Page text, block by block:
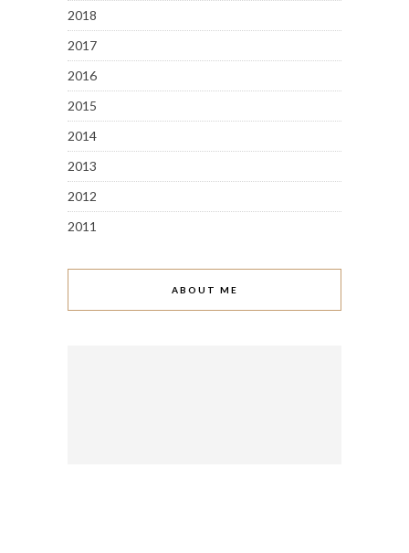
2018
2017
2016
2015
2014
2013
2012
2011
ABOUT ME